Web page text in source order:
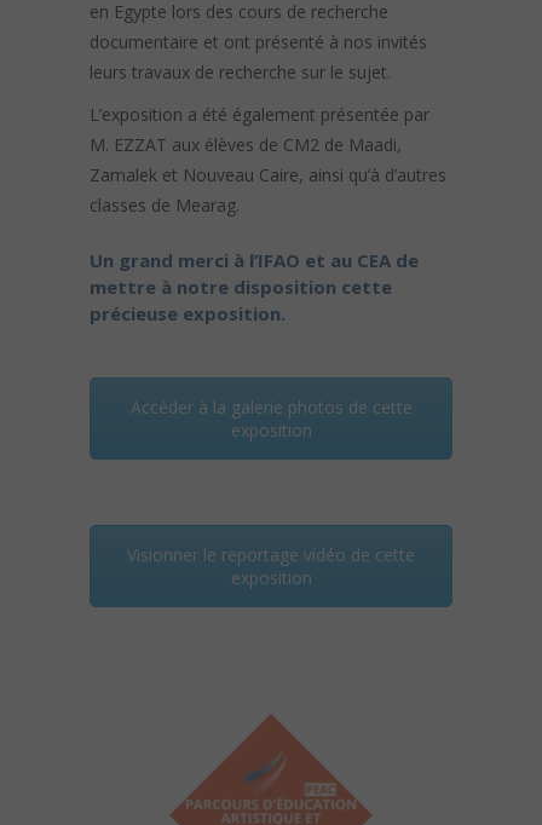
en Egypte lors des cours de recherche
documentaire et ont présenté à nos invités
leurs travaux de recherche sur le sujet.
L’exposition a été également présentée par
M. EZZAT aux élèves de CM2 de Maadi,
Zamalek et Nouveau Caire, ainsi qu’à d’autres
classes de Mearag.
Un grand merci à l’IFAO et au CEA de
mettre à notre disposition cette
précieuse exposition.
Accéder à la galerie photos de cette
exposition
Visionner le reportage vidéo de cette
exposition